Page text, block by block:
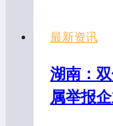
最新资讯
湖南：
属举报